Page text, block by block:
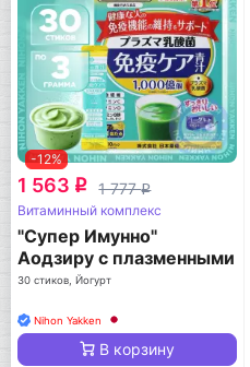
-12%
1 563 q 1 777q
Витаминный комплекс
"Супер Имунно"
Аодзиру с плазменными
молочнокислыми
30 стиков, Йогурт
Nihon Yakken
В корзину